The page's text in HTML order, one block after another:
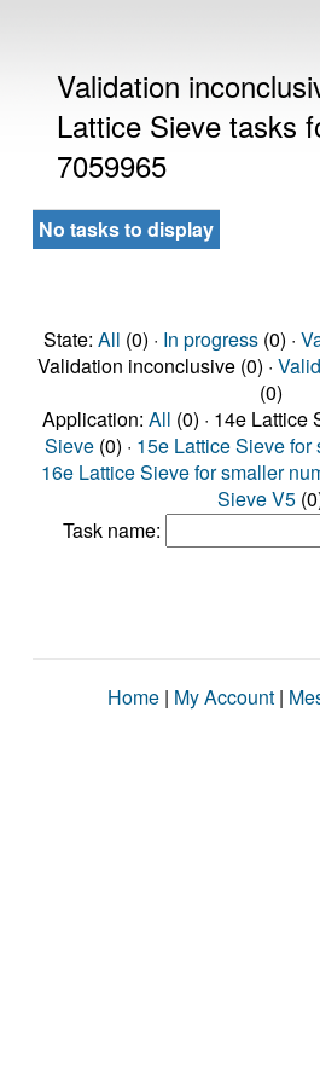
Validation
Lattice Sieve tasks
7059965
No tasks to display
State: All (0) · In progress(0) ·
Validation inconclusive (0) · Valid
(0)
Application: All (0) · 14e Lattice
Sieve (0) · 15e Lattice Sieve
16e Lattice Sieve for smaller
Sieve V5
Task name:
Home | My Account |